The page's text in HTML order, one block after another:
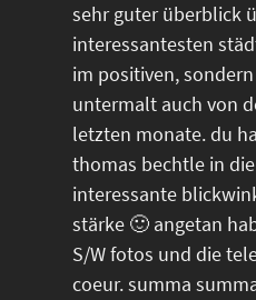
sehr guter überblick
interessantesten
im positiven,
untermalt auch von
letzten monate. du
thomas bechtle in
interessante
stärke 🙂 angetan
S/W fotos und die
coeur. summa